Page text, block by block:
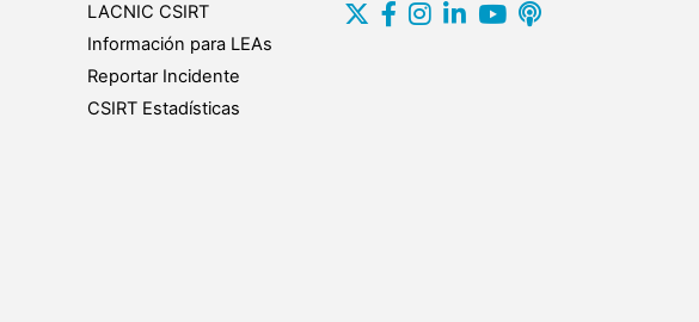
LACNIC CSIRT
Información para LEAs
Reportar Incidente
CSIRT Estadísticas